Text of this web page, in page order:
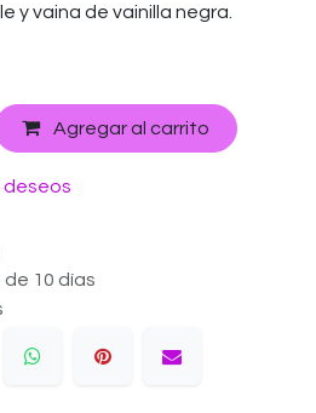
y vaina de vainilla negra.
Agregar al carrito
deseos
10 días